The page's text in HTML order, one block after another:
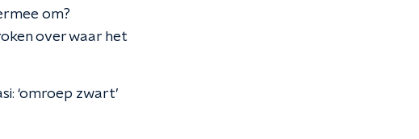
om?
over waar het
‘omroep zwart’